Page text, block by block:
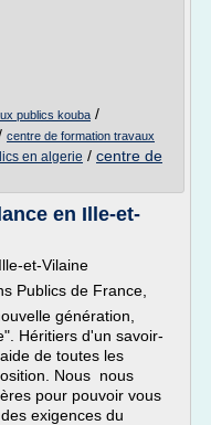
publics kouba /
centre de formation travaux
en algerie / centre de
en Ille-et-
et-Vilaine
Publics de France,
génération,
Héritiers d'un savoir-
de toutes les
Nous nous
pour pouvoir vous
exigences du